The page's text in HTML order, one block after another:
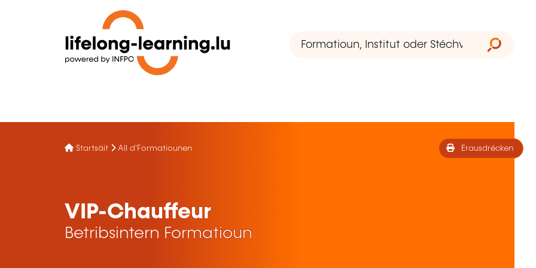
Startsäit All d'Formatiounen Erausdrécken
VIP-Chauffeur
Betribsintern Formatioun